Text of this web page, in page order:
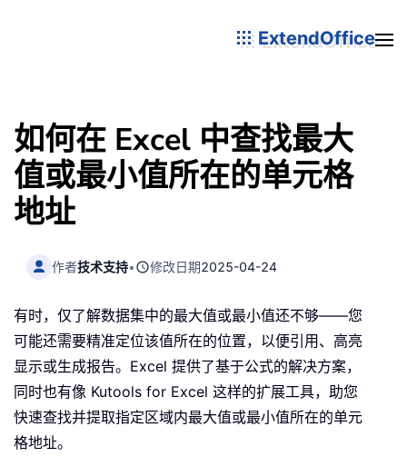
ExtendOffice
如何在 Excel 中查找最大
值或最小值所在的单元格
地址
作者技术支持• 修改日期2025-04-24
有时，仅了解数据集中的最大值或最小值还不够——您
可能还需要精准定位该值所在的位置，以便引用、高亮
显示或生成报告。Excel 提供了基于公式的解决方案，
同时也有像 Kutools for Excel 这样的扩展工具，助您
快速查找并提取指定区域内最大值或最小值所在的单元
格地址。